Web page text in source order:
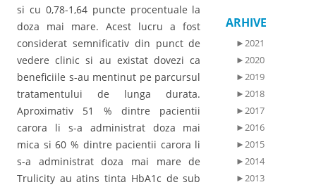
si cu 0,78-1,64 puncte procentuale la
doza mai mare. Acest lucru a fost
considerat semnificativ din punct de
vedere clinic si au existat dovezi ca
beneficiile s-au mentinut pe parcursul
tratamentului de lunga durata.
Aproximativ 51 % dintre pacientii
carora li s-a administrat doza mai
mica si 60 % dintre pacientii carora li
s-a administrat doza mai mare de
Trulicity au atins tinta HbA1c de sub
ARHIVE
►2021
►2020
►2019
►2018
►2017
►2016
►2015
►2014
►2013